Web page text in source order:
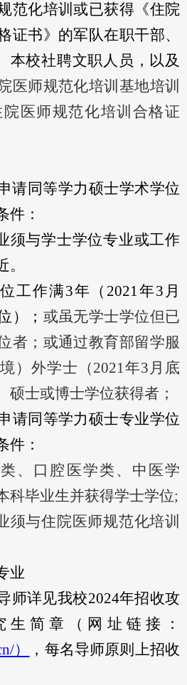
范化培训或已获得《住院
证书》的军队在职干部、
本校社聘文职人员，以及
医师规范化培训基地培训
医师规范化培训合格证
请同等学力硕士学术学位
件 ：
须与学士学位专业或工作
工作满3年（2021年3 月
）； 或虽无学士学位但已
者；或通过教育部留学服
）外学士（2021年3 月底
硕士或博士学位获得者 ；
请同等学力硕士专业学位
件 ：
、口腔医学类、中医学
科毕业生并获得学士学位;
须与住院医师规范化培训
业
师详见我校2024年招收攻
简章（网址链接：
）
，每名导师原则上招收